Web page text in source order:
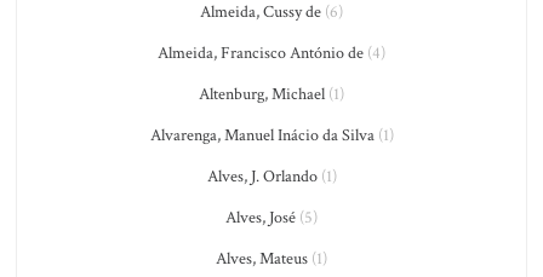
Almeida, Cussy de (6)
Almeida, Francisco António de (4)
Altenburg, Michael (1)
Alvarenga, Manuel Inácio da Silva(1)
Alves, J. Orlando(1)
Alves, José (5)
Alves, Mateus (1)